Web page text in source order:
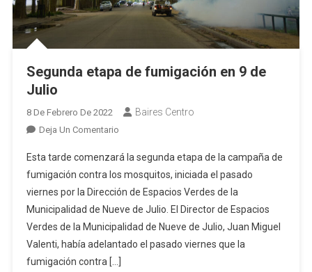
Segunda etapa de fumigación en 9 de
Julio
8 De Febrero De 2022 Baires Centro
Deja Un ComentarioEn
Etapa
De
Fumigación
En
9
De
Julio
Esta tarde comenzará la segunda etapa de la campaña de
fumigación contra los mosquitos, iniciada el pasado
viernes por la Dirección de Espacios Verdes de la
Municipalidad de Nueve de Julio. El Director de Espacios
Verdes de la Municipalidad de Nueve de Julio, Juan Miguel
Valenti, había adelantado el pasado viernes que la
fumigación contra […]